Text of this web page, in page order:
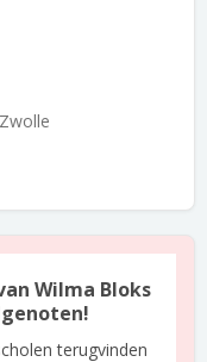
Zwolle
Wilma Bloks
terugvinden